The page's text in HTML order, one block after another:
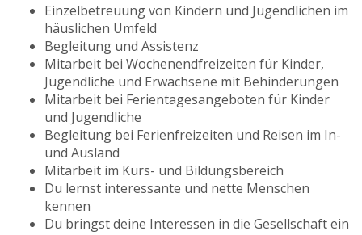
Einzelbetreuung von Kindern und Jugendlichen im
häuslichen Umfeld
Begleitung und Assistenz
Mitarbeit bei Wochenendfreizeiten für Kinder,
Jugendliche und Erwachsene mit Behinderungen
Mitarbeit bei Ferientagesangeboten für Kinder
und Jugendliche
Begleitung bei Ferienfreizeiten und Reisen im In-
und Ausland
Mitarbeit im Kurs- und Bildungsbereich
Du lernst interessante und nette Menschen
kennen
Du bringst deine Interessen in die Gesellschaft ein